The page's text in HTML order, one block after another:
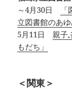
～4月30日
立図書館のあ
5月11日 親子
もだち」
＜関東＞